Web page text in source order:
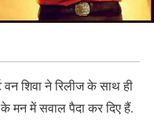
वन शिवा ने रिलीज के साथ ही
मन में सवाल पैदा कर दिए हैं.